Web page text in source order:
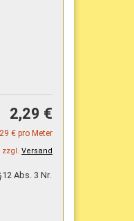
2,29 €
€ pro Meter
Versand
Abs. 3 Nr.